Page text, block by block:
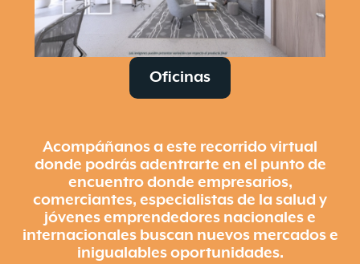
Oficinas
Acompáñanos a este recorrido virtual
donde podrás adentrarte en el punto de
encuentro donde empresarios,
comerciantes, especialistas de la salud y
jóvenes emprendedores nacionales e
internacionales buscan nuevos mercados e
inigualables oportunidades.